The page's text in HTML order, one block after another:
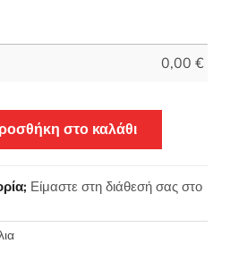
0,00 €
στο καλάθι
Είμαστε στη διάθεσή σας στο